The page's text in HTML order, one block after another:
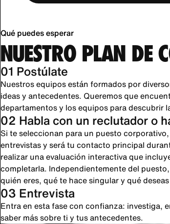
Qué puedes esperar
NUESTRO PLAN DE
01 Postúlate
Nuestros equipos están formados por
ideas y antecedentes. Queremos que
departamentos y los equipos para descubrir
02 Habla con un reclutador o
Si te seleccionan para un puesto
entrevistas y será tu contacto principal
realizar una evaluación interactiva que
completarla. Independientemente del
quién eres, qué te hace singular y qué
03 Entrevista
Entra en esta fase con confianza: investiga,
saber más sobre ti y tus antecedentes.